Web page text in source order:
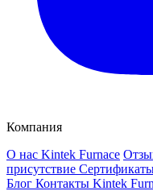
Компания
О нас Kintek Furnace
присутствие
Блог Контакты Kintek